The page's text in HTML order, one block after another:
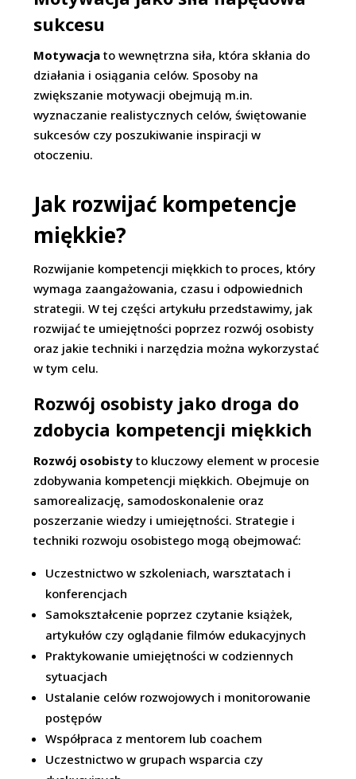
sukcesu
Motywacja to wewnętrzna siła, która skłania do
działania i osiągania celów. Sposoby na
zwiększanie motywacji obejmują m.in.
wyznaczanie realistycznych celów, świętowanie
sukcesów czy poszukiwanie inspiracji w
otoczeniu.
Jak rozwijać kompetencje
miękkie?
Rozwijanie kompetencji miękkich to proces, który
wymaga zaangażowania, czasu i odpowiednich
strategii. W tej części artykułu przedstawimy, jak
rozwijać te umiejętności poprzez rozwój osobisty
oraz jakie techniki i narzędzia można wykorzystać
w tym celu.
Rozwój osobisty jako droga do
zdobycia kompetencji miękkich
Rozwój osobisty to kluczowy element w procesie
zdobywania kompetencji miękkich. Obejmuje on
samorealizację, samodoskonalenie oraz
poszerzanie wiedzy i umiejętności. Strategie i
techniki rozwoju osobistego mogą obejmować:
Uczestnictwo w szkoleniach, warsztatach i
konferencjach
Samokształcenie poprzez czytanie książek,
artykułów czy oglądanie filmów edukacyjnych
Praktykowanie umiejętności w codziennych
sytuacjach
Ustalanie celów rozwojowych i monitorowanie
postępów
Współpraca z mentorem lub coachem
Uczestnictwo w grupach wsparcia czy